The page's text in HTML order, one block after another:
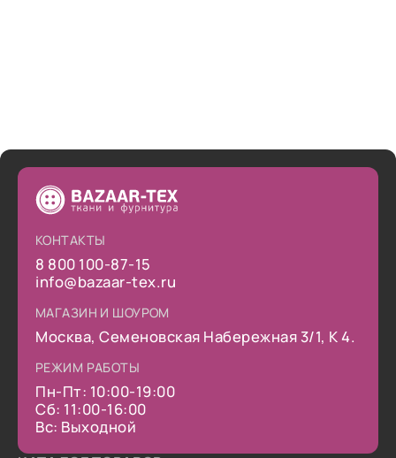
КОНТАКТЫ
8 800 100-87-15
info@bazaar-tex.ru
МАГАЗИН И ШОУРОМ
Москва, Семеновская Набережная 3/1, К 4.
РЕЖИМ РАБОТЫ
Пн-Пт: 10:00-19:00
Сб: 11:00-16:00
Вс: Выходной